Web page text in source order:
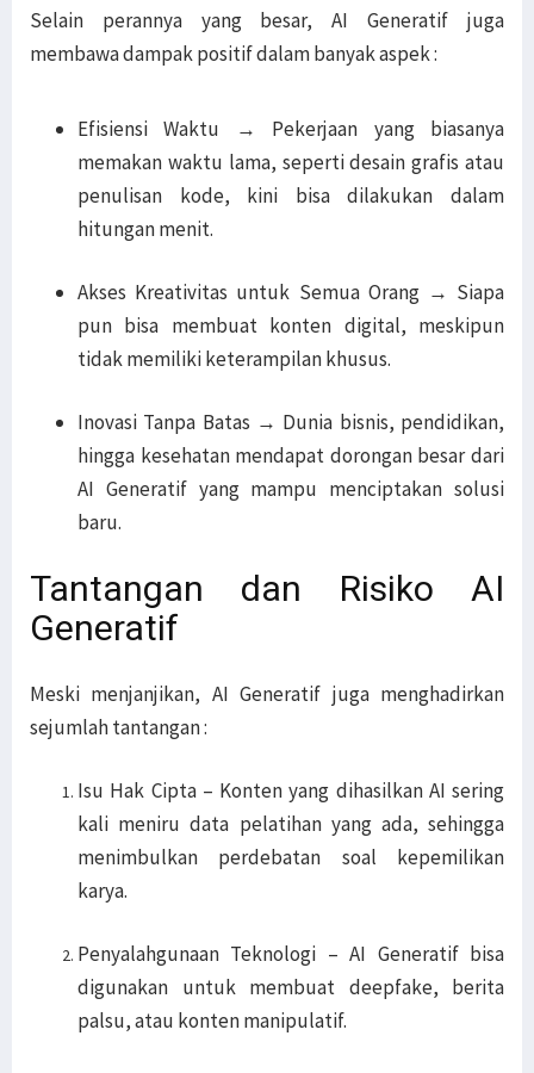
Selain perannya yang besar, AI Generatif juga
membawa dampak positif dalam banyak aspek :
Efisiensi Waktu → Pekerjaan yang biasanya
memakan waktu lama, seperti desain grafis atau
penulisan kode, kini bisa dilakukan dalam
hitungan menit.
Akses Kreativitas untuk Semua Orang → Siapa
pun bisa membuat konten digital, meskipun
tidak memiliki keterampilan khusus.
Inovasi Tanpa Batas → Dunia bisnis, pendidikan,
hingga kesehatan mendapat dorongan besar dari
AI Generatif yang mampu menciptakan solusi
baru.
Tantangan dan Risiko AI
Generatif
Meski menjanjikan, AI Generatif juga menghadirkan
sejumlah tantangan :
Isu Hak Cipta – Konten yang dihasilkan AI sering
kali meniru data pelatihan yang ada, sehingga
menimbulkan perdebatan soal kepemilikan
karya.
Penyalahgunaan Teknologi – AI Generatif bisa
digunakan untuk membuat deepfake, berita
palsu, atau konten manipulatif.